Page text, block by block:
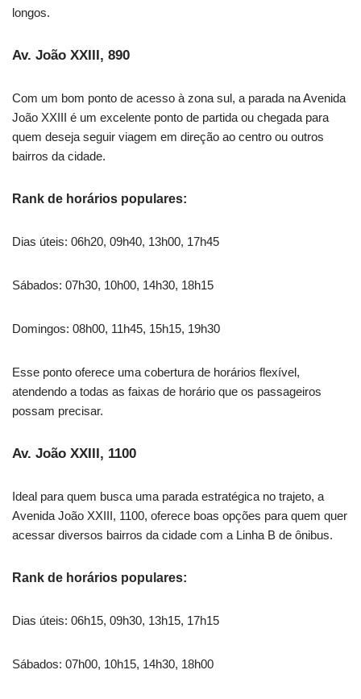
longos.
Av. João XXIII, 890
Com um bom ponto de acesso à zona sul, a parada na Avenida
João XXIII é um excelente ponto de partida ou chegada para
quem deseja seguir viagem em direção ao centro ou outros
bairros da cidade.
Rank de horários populares:
Dias úteis: 06h20, 09h40, 13h00, 17h45
Sábados: 07h30, 10h00, 14h30, 18h15
Domingos: 08h00, 11h45, 15h15, 19h30
Esse ponto oferece uma cobertura de horários flexível,
atendendo a todas as faixas de horário que os passageiros
possam precisar.
Av. João XXIII, 1100
Ideal para quem busca uma parada estratégica no trajeto, a
Avenida João XXIII, 1100, oferece boas opções para quem quer
acessar diversos bairros da cidade com a Linha B de ônibus.
Rank de horários populares:
Dias úteis: 06h15, 09h30, 13h15, 17h15
Sábados: 07h00, 10h15, 14h30, 18h00